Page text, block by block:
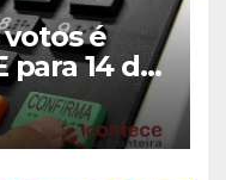
é
para 14 de